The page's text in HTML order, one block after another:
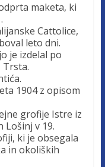
maketa, ki
Cattolice,
leto dni.
je izdelal po
1904 z opisom
grofije Istre iz
Lošinj v 19.
ki je obsegala
in okoliških